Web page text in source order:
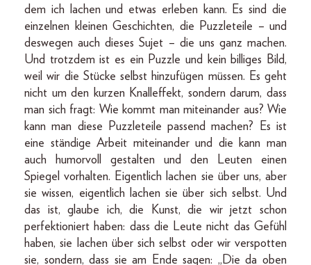
dem ich lachen und etwas erleben kann. Es sind die
einzelnen kleinen Geschichten, die Puzzleteile – und
deswegen auch dieses Sujet – die uns ganz machen.
Und trotzdem ist es ein Puzzle und kein billiges Bild,
weil wir die Stücke selbst hinzufügen müssen. Es geht
nicht um den kurzen Knalleffekt, sondern darum, dass
man sich fragt: Wie kommt man miteinander aus? Wie
kann man diese Puzzleteile passend machen? Es ist
eine ständige Arbeit miteinander und die kann man
auch humorvoll gestalten und den Leuten einen
Spiegel vorhalten. Eigentlich lachen sie über uns, aber
sie wissen, eigentlich lachen sie über sich selbst. Und
das ist, glaube ich, die Kunst, die wir jetzt schon
perfektioniert haben: dass die Leute nicht das Gefühl
haben, sie lachen über sich selbst oder wir verspotten
sie, sondern, dass sie am Ende sagen: „Die da oben